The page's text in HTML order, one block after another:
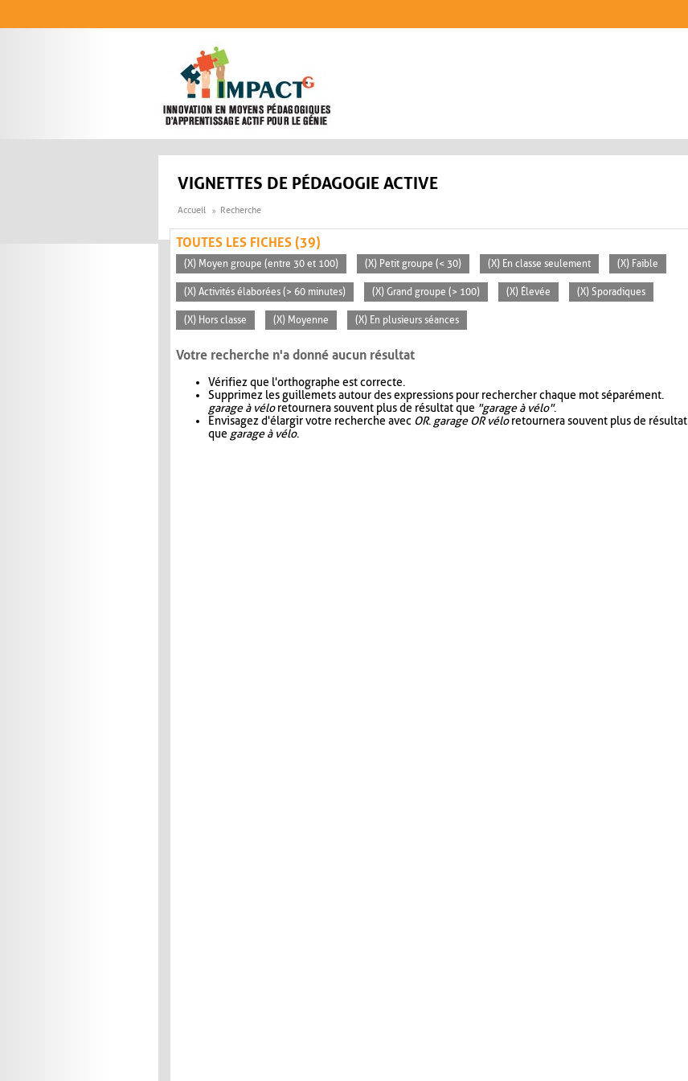
VIGNETTES DE PÉDAGOGIE ACTIVE
Accueil Recherche
TOUTES LES FICHES (39)
(X) Moyen groupe (entre 30 et 100) (X) Petit groupe (< 30) (X) En classe seulement (X) Faible
(X) Activités élaborées (> 60 minutes) (X) Grand groupe (> 100) (X) Élevée (X) Sporadiques
(X) Hors classe (X) Moyenne (X) En plusieurs séances
Votre recherche n'a donné aucun résultat
Vérifiez que l'orthographe est correcte.
Supprimez les guillemets autour des expressions pour rechercher chaque mot séparément.
garage à véloretournera souvent plus de résultat que "garage à vélo".
Envisagez d'élargir votre recherche avec OR. garage OR véloretournera souvent plus de résultat
que garage à vélo.